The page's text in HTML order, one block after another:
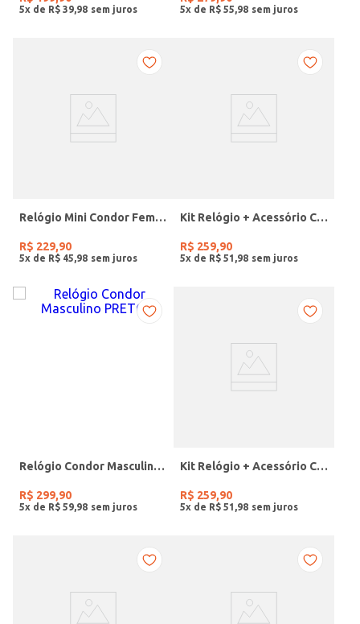
5x de R$ 39 98 5x de R$ 55 98
Relógio Mini Condor Feminino DOURADO
R$ 229,90
5x de R$ 45 98
Kit Relógio + Acessório Condor Feminino DOURADO
R$ 259,90
5x de R$ 51 98
Relógio Condor Masculino PRETO
R$ 299,90
5x de R$ 59 98
Kit Relógio + Acessório Condor Feminino DOURADO
R$ 259,90
5x de R$ 51 98